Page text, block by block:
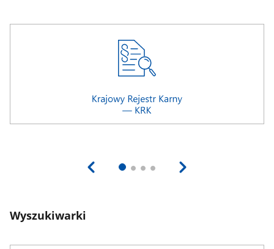
Wyszukiwarki